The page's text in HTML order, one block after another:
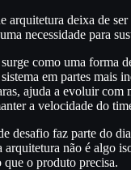
arquitetura deixa de
necessidade para
como uma forma
em partes mais
ajuda a evoluir com
a velocidade do
desafio faz parte do
arquitetura não é algo
que o produto precisa.